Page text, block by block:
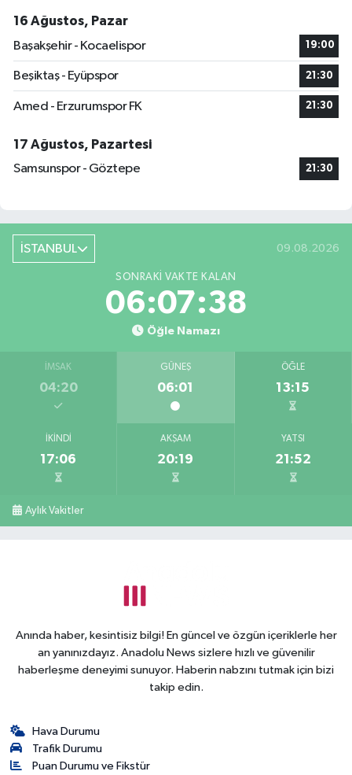
16 Ağustos, Pazar
Başakşehir - Kocaelispor
19:00
Beşiktaş - Eyüpspor 21:30
Amed - Erzurumspor FK 21:30
17 Ağustos, Pazartesi
Samsunspor - Göztepe
21:30
İSTANBUL 09.08.2026
SONRAKI VAKTE KALAN
06:07:38
Öğle Namazı
İMSAK
04:20
GÜNEŞ
06:01
ÖĞLE
13:15
İKINDI
17:06
AKŞAM
20:19
YATSI
21:52
Aylık Vakitler
Anında haber, kesintisiz bilgi! En güncel ve özgün içeriklerle her
an yanınızdayız. Anadolu News sizlere hızlı ve güvenilir
haberleşme deneyimi sunuyor. Haberin nabzını tutmak için bizi
takip edin.
Hava Durumu
Trafik Durumu
Puan Durumu ve Fikstür